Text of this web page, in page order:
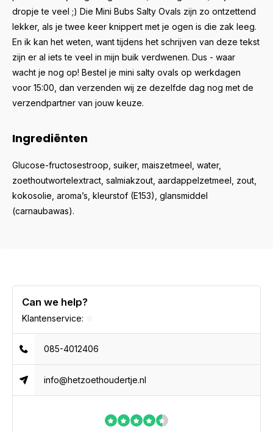
dropje te veel ;) Die Mini Bubs Salty Ovals zijn zo ontzettend
lekker, als je twee keer knippert met je ogen is die zak leeg.
En ik kan het weten, want tijdens het schrijven van deze tekst
zijn er al iets te veel in mijn buik verdwenen. Dus - waar
wacht je nog op! Bestel je mini salty ovals op werkdagen
voor 15:00, dan verzenden wij ze dezelfde dag nog met de
verzendpartner van jouw keuze.
Ingrediënten
Glucose-fructosestroop, suiker, maiszetmeel, water,
zoethoutwortelextract, salmiakzout, aardappelzetmeel, zout,
kokosolie, aroma’s, kleurstof (E153), glansmiddel
(carnaubawas).
Can we help?
Klantenservice:
085-4012406
info@hetzoethoudertje.nl